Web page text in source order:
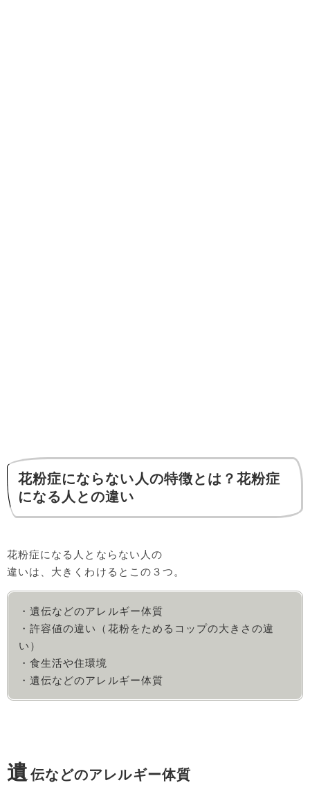
花粉症にならない人の特徴とは？花粉症
になる人との違い
花粉症になる人とならない人の
違いは、大きくわけるとこの３つ。
・遺伝などのアレルギー体質
・許容値の違い（花粉をためるコップの大きさの違
い）
・食生活や住環境
・遺伝などのアレルギー体質
遺 伝などのアレルギー体質